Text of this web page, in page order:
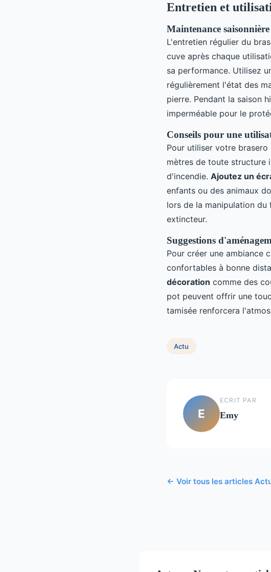
Entretien et
Maintenance
L'entretien régulier du
cuve après chaque
sa performance. Utilisez
régulièrement l'état des
pierre. Pendant la saison
imperméable pour le
Conseils pour une
Pour utiliser votre
mètres de toute structure
d'incendie. Ajoutez un
enfants ou des animaux
lors de la manipulation
extincteur.
Suggestions
Pour créer une ambiance
confortables à bonne
décoration comme des
pot peuvent offrir une
tamisée renforcera
Actu
E
ECRIT PAR
Emy
← Voir tous les articles